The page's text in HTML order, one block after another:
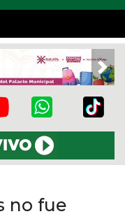
no fue